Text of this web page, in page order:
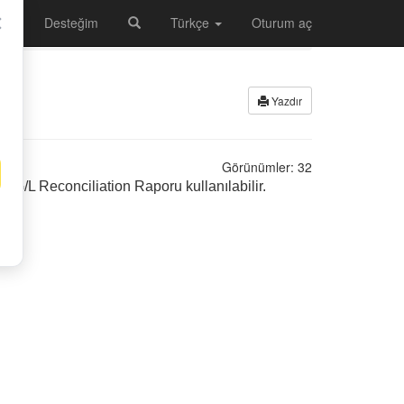
Desteğim Türkçe Oturum aç
Yazdır
Görünümler: 32
-G/L Reconciliation Raporu kullanılabilir.